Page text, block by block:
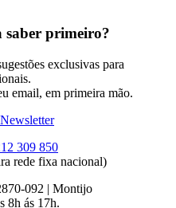
saber primeiro?
exclusivas para
email, em primeira mão.
309 850
rede fixa nacional)
092 | Montijo
8h ás 17h.